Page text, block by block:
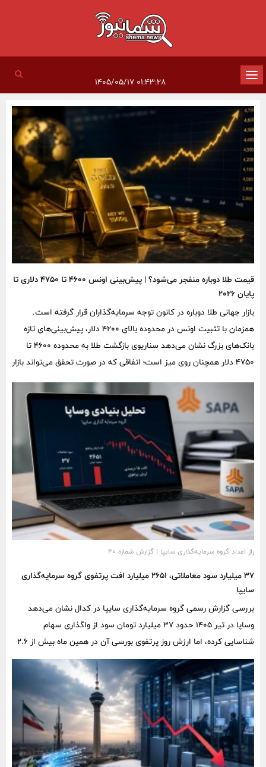
تغییر
وضعیت
ناوبری
قیمت طلا دوباره منفجر می‌شود؟ | پیش‌بینی اونس ۴۶۰۰ تا ۴۷۵۰ دلاری تا
پایان ۲۰۲۶
بازار جهانی طلا دوباره در کانون توجه سرمایه‌گذاران قرار گرفته است.
همزمان با تثبیت اونس در محدوده بالای ۴۲۰۰ دلار، پیش‌بینی‌های تازه
بانک‌های بزرگ نشان می‌دهد سناریوی بازگشت طلا به محدوده ۴۶۰۰ تا
۴۷۵۰ دلار همچنان روی میز است؛ اتفاقی که در صورت تحقق می‌تواند بازار
طلا و سکه ایران را نیز تحت تأثیر قرار دهد.
راز اعداد گروه سرمایه‌گذاری سایپا | گزارش شماره ۴۰
۳۷ میلیارد سود معاملاتی، ۲۶۵۱ میلیارد افت پرتفوی گروه سرمایه‌گذاری
سایپا
بررسی گزارش رسمی گروه سرمایه‌گذاری سایپا در کدال نشان می‌دهد
وساپا در تیر ۱۴۰۵ حدود ۳۷ میلیارد تومان سود از واگذاری سهام
شناسایی کرده، اما ارزش روز پرتفوی بورسی آن در همین ماه بیش از ۲.۶
هزار میلیارد تومان کاهش یافته است. نزدیک به ۴۶ درصد ارزش این سبد
نیز به سهام سایپا اختصاص دارد.